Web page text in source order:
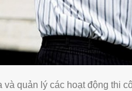
quản lý các hoạt động thi